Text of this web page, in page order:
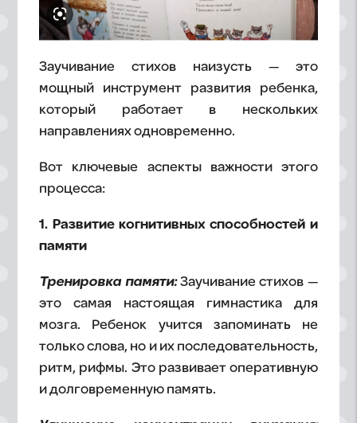
Заучивание стихов наизусть — это
мощный инструмент развития ребенка,
который работает в нескольких
направлениях одновременно.
Вот ключевые аспекты важности этого
процесса:
1. Развитие когнитивных способностей и
памяти
Тренировка памяти:Заучивание стихов —
это самая настоящая гимнастика для
мозга. Ребенок учится запоминать не
только слова, но и их последовательность,
ритм, рифмы. Это развивает оперативную
и долговременную память.